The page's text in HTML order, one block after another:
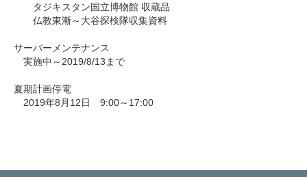
タジキスタン国立博物館 収蔵品
仏教東漸～大谷探検隊収集資料
サーバーメンテナンス
実施中～2019/8/13まで
夏期計画停電
2019年8月12日 9:00～17:00